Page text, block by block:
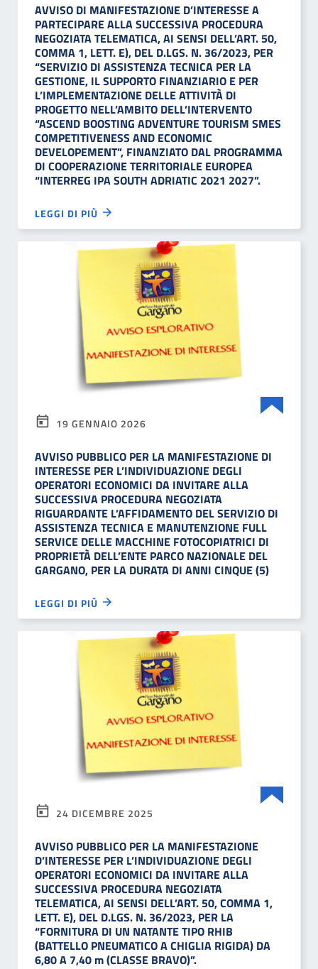
AVVISO DI MANIFESTAZIONE D’INTERESSE A
PARTECIPARE ALLA SUCCESSIVA PROCEDURA
NEGOZIATA TELEMATICA, AI SENSI DELL’ART. 50,
COMMA 1, LETT. E), DEL D.LGS. N. 36/2023, PER
“SERVIZIO DI ASSISTENZA TECNICA PER LA
GESTIONE, IL SUPPORTO FINANZIARIO E PER
L’IMPLEMENTAZIONE DELLE ATTIVITÀ DI
PROGETTO NELL’AMBITO DELL’INTERVENTO
“ASCEND BOOSTING ADVENTURE TOURISM SMES
COMPETITIVENESS AND ECONOMIC
DEVELOPEMENT”, FINANZIATO DAL PROGRAMMA
DI COOPERAZIONE TERRITORIALE EUROPEA
“INTERREG IPA SOUTH ADRIATIC 2021 2027”.
LEGGI DI PIÙ
19 GENNAIO 2026
AVVISO PUBBLICO PER LA MANIFESTAZIONE DI
INTERESSE PER L’INDIVIDUAZIONE DEGLI
OPERATORI ECONOMICI DA INVITARE ALLA
SUCCESSIVA PROCEDURA NEGOZIATA
RIGUARDANTE L’AFFIDAMENTO DEL SERVIZIO DI
ASSISTENZA TECNICA E MANUTENZIONE FULL
SERVICE DELLE MACCHINE FOTOCOPIATRICI DI
PROPRIETÀ DELL’ENTE PARCO NAZIONALE DEL
GARGANO, PER LA DURATA DI ANNI CINQUE (5)
LEGGI DI PIÙ
24 DICEMBRE 2025
AVVISO PUBBLICO PER LA MANIFESTAZIONE
D’INTERESSE PER L’INDIVIDUAZIONE DEGLI
OPERATORI ECONOMICI DA INVITARE ALLA
SUCCESSIVA PROCEDURA NEGOZIATA
TELEMATICA, AI SENSI DELL’ART. 50, COMMA 1,
LETT. E), DEL D.LGS. N. 36/2023, PER LA
“FORNITURA DI UN NATANTE TIPO RHIB
(BATTELLO PNEUMATICO A CHIGLIA RIGIDA) DA
6,80 A 7,40 m (CLASSE BRAVO)”.